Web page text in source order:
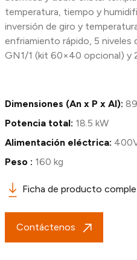
temperatura, tiempo y
inversión de giro y
enfriamiento rápido, 5 niveles
GN1/1 (kit 60×40 opcional) y
Dimensiones (An x P x Al):
Potencia total: 18.5 kW
Alimentación eléctrica:
Peso : 160 kg
Ficha de producto
Contáctenos